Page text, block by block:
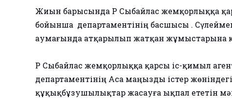
Жиын барысында ҚР Сыбайлас жемқорлыққа
бойынша департаментінің басшысы Қ.
аумағында атқарылып жатқан жұмыстарына
ҚР Сыбайлас жемқорлыққа қарсы іс-қимыл
департаментінің Аса маңызды істер
құқықбұзушылықтар жасауға ықпал ететін